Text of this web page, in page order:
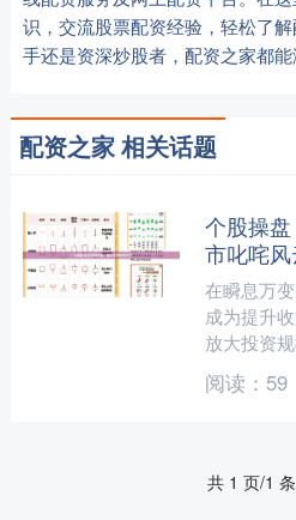
识，交流股票配资经验，轻松了
手还是资深炒股者，配资之家都能
配资之家 相关话题
个股操
市叱咤风
在瞬息万
成为提升
放大投资
会，实现
台拥有经
阅读： 59
共 1 页/1